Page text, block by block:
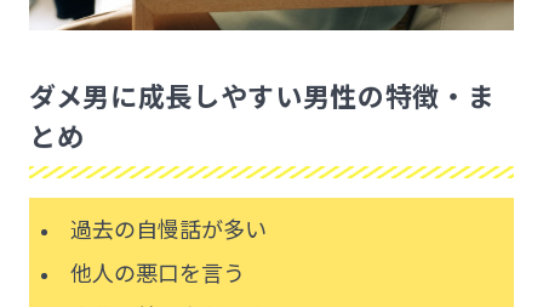
ダメ男に成長しやすい男性の特徴・ま
とめ
過去の自慢話が多い
他人の悪口を言う